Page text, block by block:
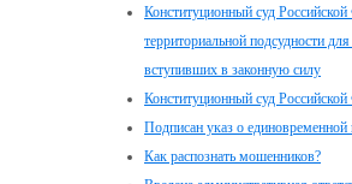
Конституционный суд Российской
территориальной подсудности
вступивших в законную силу
Конституционный суд
Подписан указ о
Как распознать мошенников?